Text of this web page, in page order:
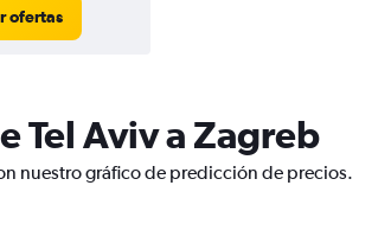
ofertas
Tel Aviv a Zagreb
nuestro gráfico de predicción de precios.